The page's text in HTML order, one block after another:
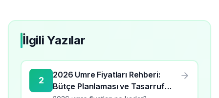
İlgili Yazılar
2
2026 Umre Fiyatları Rehberi:
Bütçe Planlaması ve Tasarruf